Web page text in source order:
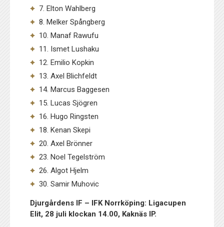
7. Elton Wahlberg
8. Melker Spångberg
10. Manaf Rawufu
11. Ismet Lushaku
12. Emilio Kopkin
13. Axel Blichfeldt
14. Marcus Baggesen
15. Lucas Sjögren
16. Hugo Ringsten
18. Kenan Skepi
20. Axel Brönner
23. Noel Tegelström
26. Algot Hjelm
30. Samir Muhovic
Djurgårdens IF – IFK Norrköping: Ligacupen
Elit, 28 juli klockan 14.00, Kaknäs IP.